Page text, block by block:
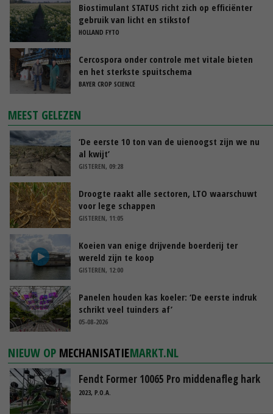
Biostimulant STATUS richt zich op efficiënter
gebruik van licht en stikstof
HOLLAND FYTO
Cercospora onder controle met vitale bieten
en het sterkste spuitschema
BAYER CROP SCIENCE
MEEST GELEZEN
‘De eerste 10 ton van de uienoogst zijn we nu
al kwijt’
GISTEREN, 09:28
Droogte raakt alle sectoren, LTO waarschuwt
voor lege schappen
GISTEREN, 11:05
Koeien van enige drijvende boerderij ter
wereld zijn te koop
GISTEREN, 12:00
Panelen houden kas koeler: ‘De eerste indruk
schrikt veel tuinders af’
05-08-2026
NIEUW OP MECHANISATIEMARKT.NL
Fendt Former 10065 Pro middenafleg hark
2023, P.O.A.